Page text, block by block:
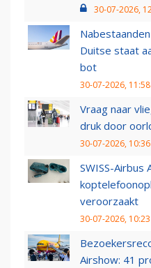
30-07-2026,
Duitse staat
bot
30-07-2026, 11:58
Vraag naar
druk door
30-07-2026, 10:36
SWISS-
veroorzaakt
30-07-2026, 10:23
Airshow: 41